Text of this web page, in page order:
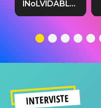
INoLVIDABLE”:
testo,
significato
INTERVISTE